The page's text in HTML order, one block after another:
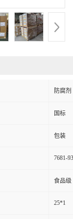
防腐剂
国标
包装
7681-
食品级
25*1